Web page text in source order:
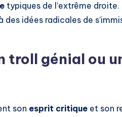
typiques de l’extrême
des idées radicales de
troll génial ou
son esprit critique et son